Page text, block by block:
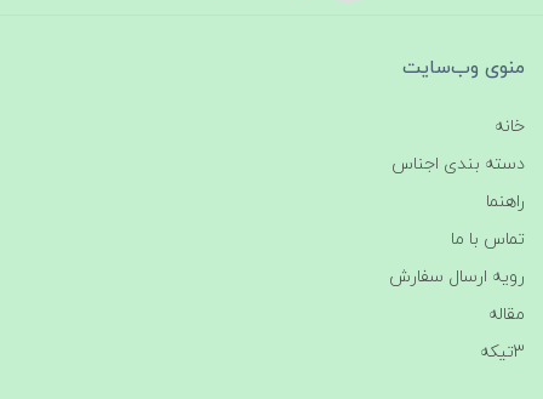
منوی وب‌سایت
خانه
دسته بندی اجناس
راهنما
تماس با ما
رویه ارسال سفارش
مقاله
3تیکه